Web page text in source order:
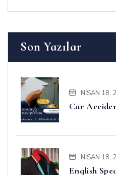
Son Yazılar
NISAN 18,
Car
NISAN 18,
English